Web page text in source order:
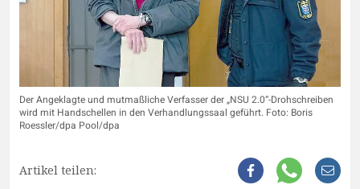
Der Angeklagte und mutmaßliche Verfasser der „NSU 2.0“-Drohschreiben
wird mit Handschellen in den Verhandlungssaal geführt. Foto: Boris
Roessler/dpa Pool/dpa
Artikel teilen: